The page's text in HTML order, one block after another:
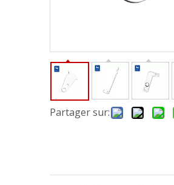
Partager sur: